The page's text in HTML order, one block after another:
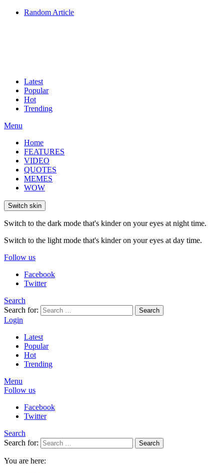
Random Article
Latest
Popular
Hot
Trending
Menu
Home
FEATURES
VIDEO
QUOTES
MEMES
WOW
Switch skin
Switch to the dark mode that's kinder on your eyes at night time.
Switch to the light mode that's kinder on your eyes at day time.
Follow us
Facebook
Twitter
Search
Search for:
Search
Login
Latest
Popular
Hot
Trending
Menu
Follow us
Facebook
Twitter
Search
Search for:
Search
You are here: